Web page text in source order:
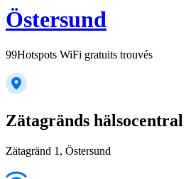
Östersund
99Hotspots WiFi gratuits trouvés
Zätagränds hälsocentral
Zätagränd 1, Östersund